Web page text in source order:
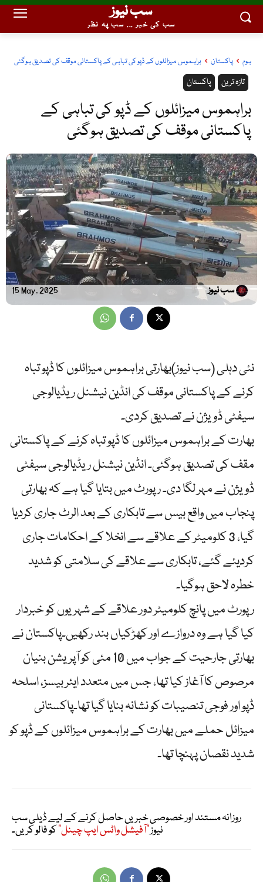
سب نیوز
سب کی خبر ... سب پہ نظر
ہوم پاکستان براہموس میزائلوں کے ڈپو کی تباہی کے پاکستانی موقف کی تصدیق ہوگئی
پاکستان تازہ ترین
براہموس میزائلوں کے ڈپو کی تباہی کے
پاکستانی موقف کی تصدیق ہوگئی
15 May, 2025 سب نیوز
نئی دہلی (سب نیوز)بھارتی براہموس میزائلوں کا ڈپو تباہ
کرنے کے پاکستانی موقف کی انڈین نیشنل ریڈیالوجی
سیفٹی ڈویژن نے تصدیق کردی۔
بھارت کے براہموس میزائلوں کا ڈپو تباہ کرنے کے پاکستانی
مقف کی تصدیق ہوگئی۔ انڈین نیشنل ریڈیالوجی سیفٹی
ڈویژن نے مہر لگا دی۔ رپورٹ میں بتایا گیا ہے کہ بھارتی
پنجاب میں واقع بیس سے تابکاری کے بعد الرٹ جاری کردیا
گیا، 3 کلومیٹر کے علاقے سے انخلا کے احکامات جاری
کردیئے گئے، تابکاری سے علاقے کی سلامتی کو شدید
خطرہ لاحق ہوگیا۔
رپورٹ میں پانچ کلومیٹر دور علاقے کے شہریوں کو خبردار
کیا گیا ہے وہ دروازے اور کھڑکیاں بند رکھیں۔پاکستان نے
بھارتی جارحیت کے جواب میں 10 مئی کو آپریشن بنیان
مرصوص کا آغاز کیا تھا، جس میں متعدد ایئر بیسز، اسلحہ
ڈپو اور فوجی تنصیبات کو نشانہ بنایا گیا تھا۔پاکستانی
میزائل حملے میں بھارت کے براہموس میزائلوں کے ڈپو کو
شدید نقصان پہنچا تھا۔
روزانہ مستند اور خصوصی خبریں حاصل کرنے کے لیے ڈیلی سب
نیوز"آفیشل واٹس ایپ چینل"کو فالو کریں۔